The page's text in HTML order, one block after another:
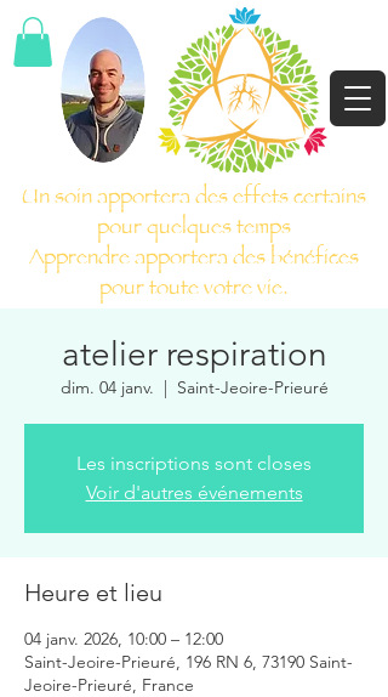
Un soin apportera des effets certains
pour quelques temps
Apprendre apportera des bénéfices
pour toute votre vie.
atelier respiration
dim. 04 janv.
  |
Saint-Jeoire-Prieuré
Les inscriptions sont closes
Voir d'autres événements
Heure et lieu
04 janv. 2026, 10:00 – 12:00
Saint-Jeoire-Prieuré, 196 RN 6, 73190 Saint-
Jeoire-Prieuré, France